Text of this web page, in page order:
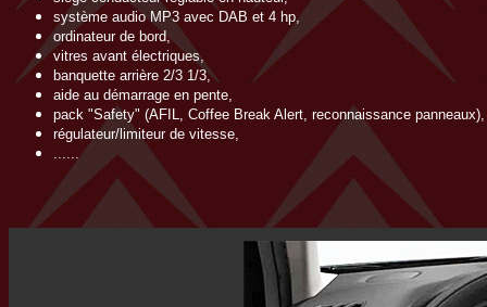
système audio MP3 avec DAB et 4 hp,
ordinateur de bord,
vitres avant électriques,
banquette arrière 2/3 1/3,
aide au démarrage en pente,
pack "Safety" (AFIL, Coffee Break Alert, reconnaissance panneaux),
régulateur/limiteur de vitesse,
......